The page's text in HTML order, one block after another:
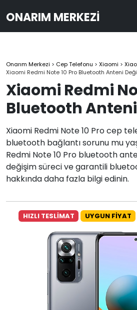
ONARIM MERKEZI
Onarım Merkezi > Cep Telefonu > Xiaomi >
Xiaomi Redmi Note 10 Pro Bluetooth Anteni
Xiaomi Redmi
Bluetooth
Xiaomi Redmi Note 10 Pro cep
bluetooth bağlantı sorunu mu
Redmi Note 10 Pro bluetooth
değişim süreci ve garantili
hakkında daha fazla bilgi edinin.
HIZLI TESLİMAT UYGUN FİYAT